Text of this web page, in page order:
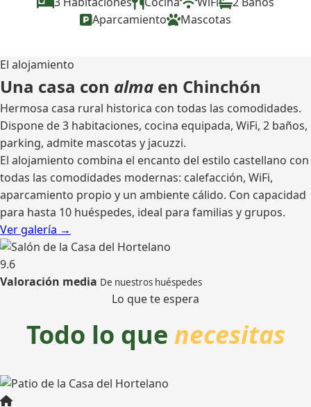
Aparcamiento
Mascotas
El alojamiento
Una casa con alma en Chinchón
Hermosa casa rural historica con todas las comodidades.
Dispone de 3 habitaciones, cocina equipada, WiFi, 2 baños,
parking, admite mascotas y jacuzzi.
El alojamiento combina el encanto del estilo castellano con
todas las comodidades modernas: calefacción, WiFi,
aparcamiento propio y un ambiente cálido. Con capacidad
para hasta 10 huéspedes, ideal para familias y grupos.
Ver galería →
9.6
Valoración media De nuestros huéspedes
Lo que te espera
Todo lo que necesitas